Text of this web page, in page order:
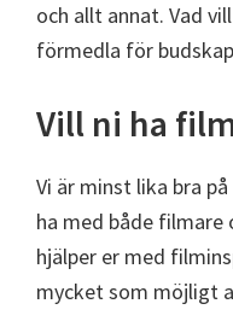
och allt annat. Vad
förmedla för
Vill ni ha
Vi är minst lika bra
ha med både
hjälper er med
mycket som möjligt